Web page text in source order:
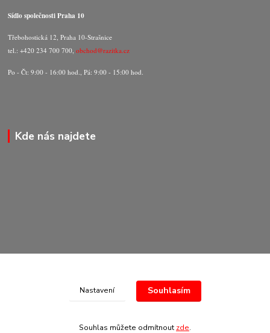
Sídlo společnosti Praha 10
Třebohostická 12, Praha 10-Strašnice
tel.: +420 234 700 700,obchod@razitka.cz
Po - Čt: 9:00 - 16:00 hod., Pá: 9:00 - 15:00 hod.
Kde nás najdete
© Copyright 2020-2026 Marking Center CZ a.s.
Nastavení Souhlasím
Souhlas můžete odmítnout zde.